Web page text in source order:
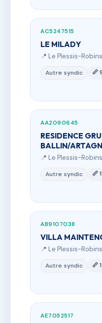
AC5247515
LE MILADY
📍 Le Plessis-
Autre syndic 📏
AA2090645
RESIDENCE
BALLIN/
📍 Le Plessis-
Autre syndic 📏
AB9107038
VILLA
📍 Le Plessis-
Autre syndic 📏
AE7052517